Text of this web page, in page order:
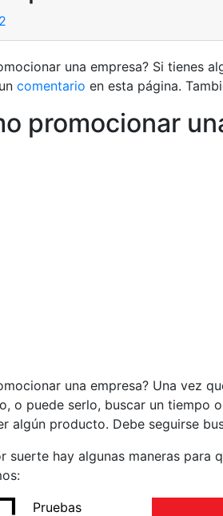
una empresa? Si tienes
comentario en esta página.
promocionar
una empresa? Una vez
o puede serlo, buscar un tiempo
algún producto. Debe seguirse
suerte hay algunas maneras